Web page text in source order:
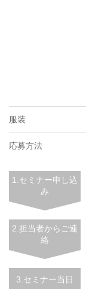
服装
応募方法
1.セミナー申し込
み
2.担当者からご連
絡
3.セミナー当日